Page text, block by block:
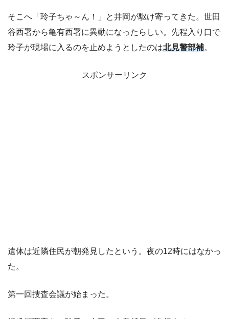
そこへ「玲子ちゃ～ん！」と井岡が駆け寄ってきた。世田
谷西署から亀有西署に異動になったらしい。先程入り口で
玲子が現場に入るのを止めようとしたのは北見警部補。
スポンサーリンク
遺体は近隣住民が朝発見したという。夜の12時にはなかっ
た。
第一回捜査会議が始まった。